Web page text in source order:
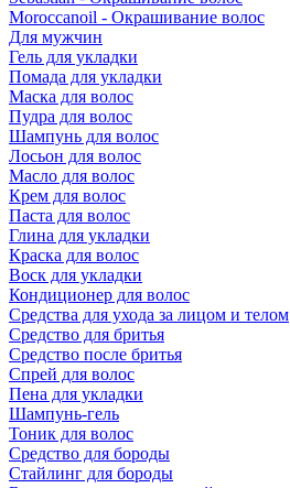
Moroccanoil - Окрашивание волос
Для мужчин
Гель для укладки
Помада для укладки
Маска для волос
Пудра для волос
Шампунь для волос
Лосьон для волос
Масло для волос
Крем для волос
Паста для волос
Глина для укладки
Краска для волос
Воск для укладки
Кондиционер для волос
Средства для ухода за лицом и телом
Средство для бритья
Средство после бритья
Спрей для волос
Пена для укладки
Шампунь-гель
Тоник для волос
Средство для бороды
Стайлинг для бороды